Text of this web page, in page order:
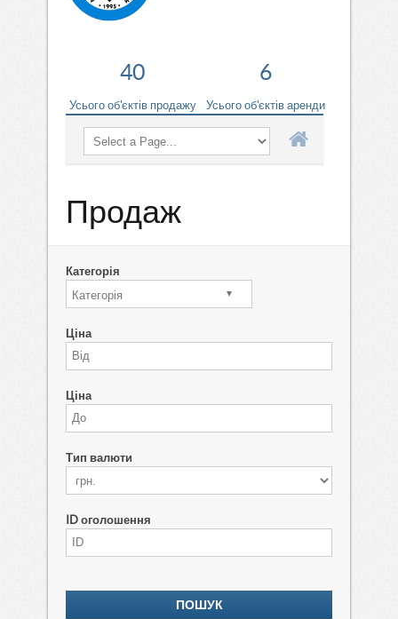
40
Усього об'єктів продажу
6
Усього об'єктів аренди
Продаж
Категорія
Категорія
Ціна
Ціна
Тип валюти
ID оголошення